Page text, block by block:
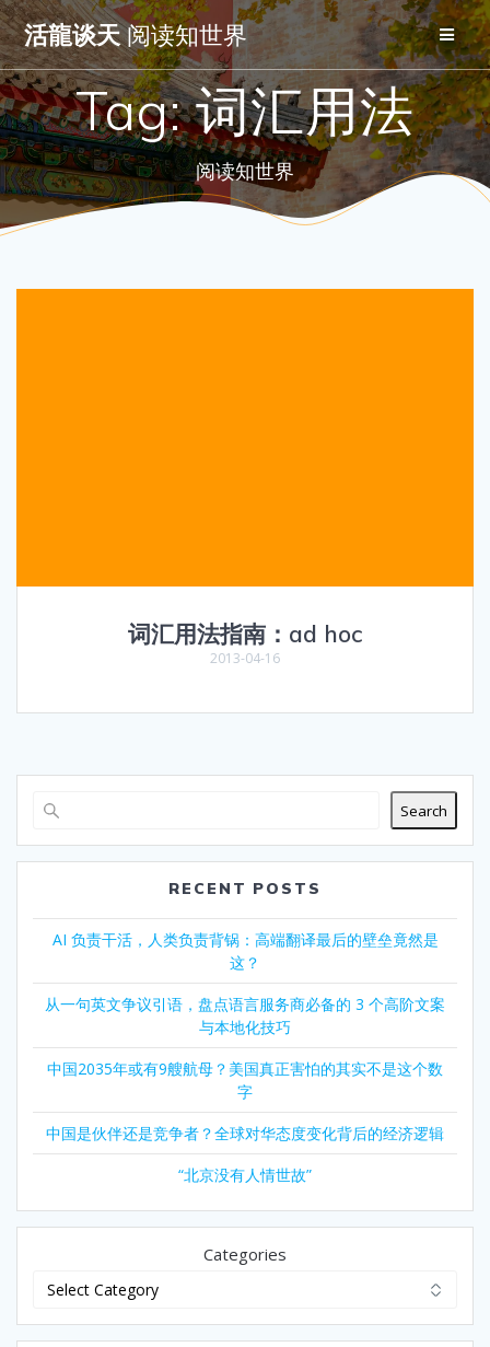
Skip
to
content
活龍谈天阅读知世界
Tag:词汇用法
阅读知世界
词汇用法指南：ad hoc
2013-04-16
Search
RECENT POSTS
AI 负责干活，人类负责背锅：高端翻译最后的壁垒竟然是
这？
从一句英文争议引语，盘点语言服务商必备的 3 个高阶文案
与本地化技巧
中国2035年或有9艘航母？美国真正害怕的其实不是这个数
字
中国是伙伴还是竞争者？全球对华态度变化背后的经济逻辑
“北京没有人情世故”
Categories